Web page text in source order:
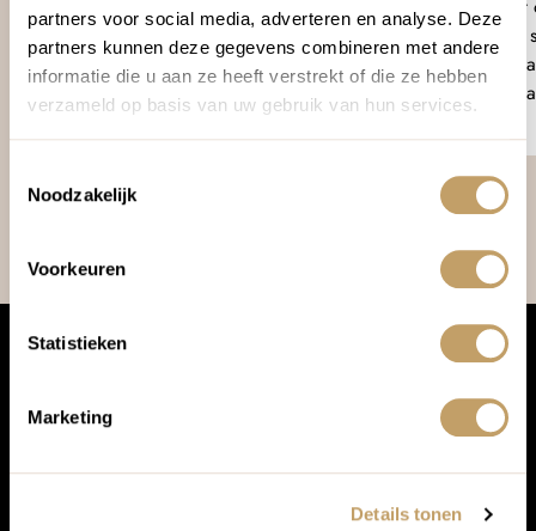
partners voor social media, adverteren en analyse. Deze
partners kunnen deze gegevens combineren met andere
informatie die u aan ze heeft verstrekt of die ze hebben
verzameld op basis van uw gebruik van hun services.
Noodzakelijk
Voorkeuren
Statistieken
Marketing
Details tonen
Uitzicht op bergen
Serene sfeer
Zwembad
Table d’hôte
Ecologisch & zelfvoorzienend
Serene
Bel ons
maandag tot en met vrijdag tussen